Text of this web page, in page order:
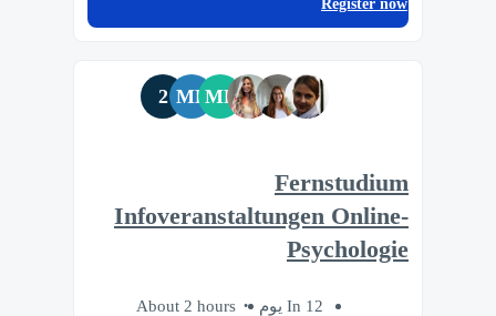
Register now
MF
MB
2
Fernstudium
Infoveranstaltungen Online-
Psychologie
In 12 يوم About 2 hours